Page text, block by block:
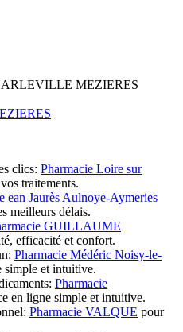
MEZIERES
clics: Pharmacie Loire sur
traitements.
ean Jaurès Aulnoye-Aymeries
meilleurs délais.
GUILLAUME
efficacité et confort.
Pharmacie Médéric Noisy-le-
simple et intuitive.
Pharmacie
en ligne simple et intuitive.
Pharmacie VALQUE pour